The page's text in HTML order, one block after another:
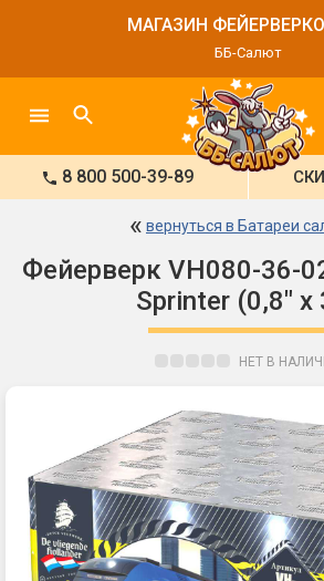
МАГАЗИН
ББ-Салют
8 800 500-39-89
« вернуться в Батареи
Фейерверк VH080-36-
Sprinter (0,8" х
НЕТ В